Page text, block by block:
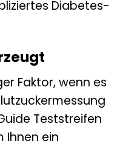
Diabetes-
Faktor, wenn es
Teststreifen
Ihnen ein